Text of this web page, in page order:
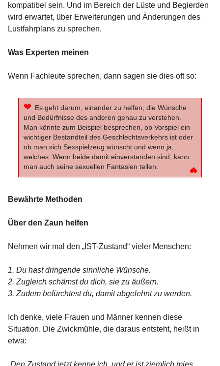
kompatibel sein. Und im Bereich der Lüste und Begierden
wird erwartet, über Erweiterungen und Änderungen des
Lustfahrplans zu sprechen.
Was Experten meinen
Wenn Fachleute sprechen, dann sagen sie dies oft so:
Es geht darum, einander zu helfen, die Wünsche
und Bedürfnisse des anderen genau zu verstehen.
Man könnte zum Beispiel besprechen, ob Vorspiel ein
wichtiger Bestandteil des Geschlechtsverkehrs ist oder
ob man sich Sexspielzeug wünscht und wenn ja,
welches. Wenn beide damit einverstanden sind, kann
man auch seine sexuellen Fantasien teilen.
Bewährte Methoden
Über den Zaun helfen
Nehmen wir mal den „IST-Zustand“ vieler Menschen:
1. Du hast dringende sinnliche Wünsche.
2. Zugleich schämst du dich, sie zu äußern.
3. Zudem befürchtest du, damit abgelehnt zu werden.
Ich denke, viele Frauen und Männer kennen diese
Situation. Die Zwickmühle, die daraus entsteht, heißt in
etwa:
„Den Zustand jetzt kenne ich, und er ist ziemlich mies.